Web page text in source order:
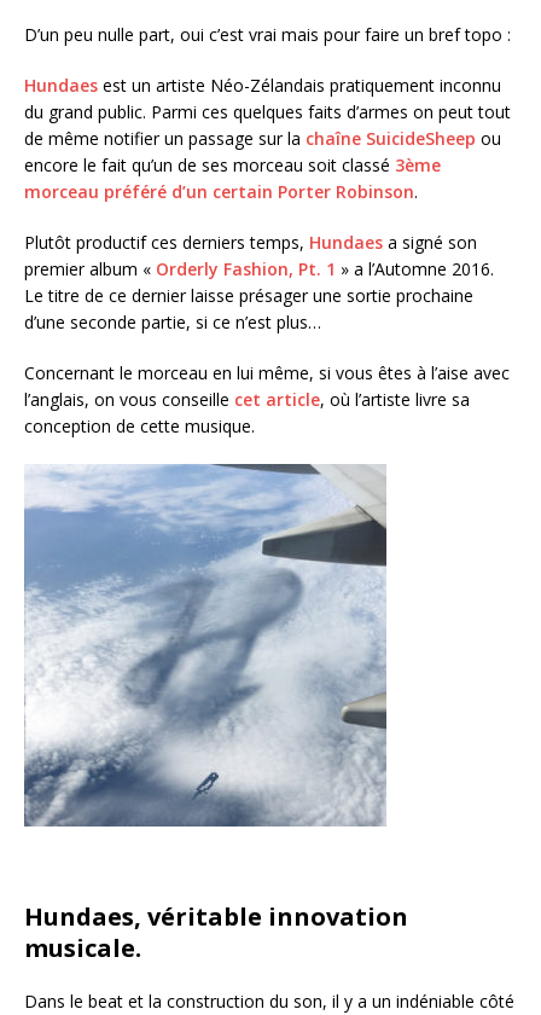
D’un peu nulle part, oui c’est vrai mais pour faire un bref topo :
Hundaes est un artiste Néo-Zélandais pratiquement inconnu
du grand public. Parmi ces quelques faits d’armes on peut tout
de même notifier un passage sur la chaîne SuicideSheep ou
encore le fait qu’un de ses morceau soit classé 3ème
morceau préféré d’un certain Porter Robinson.
Plutôt productif ces derniers temps, Hundaes a signé son
premier album « Orderly Fashion, Pt. 1 » a l’Automne 2016.
Le titre de ce dernier laisse présager une sortie prochaine
d’une seconde partie, si ce n’est plus…
Concernant le morceau en lui même, si vous êtes à l’aise avec
l’anglais, on vous conseille cet article, où l’artiste livre sa
conception de cette musique.
Hundaes, véritable innovation
musicale.
Dans le beat et la construction du son, il y a un indéniable côté